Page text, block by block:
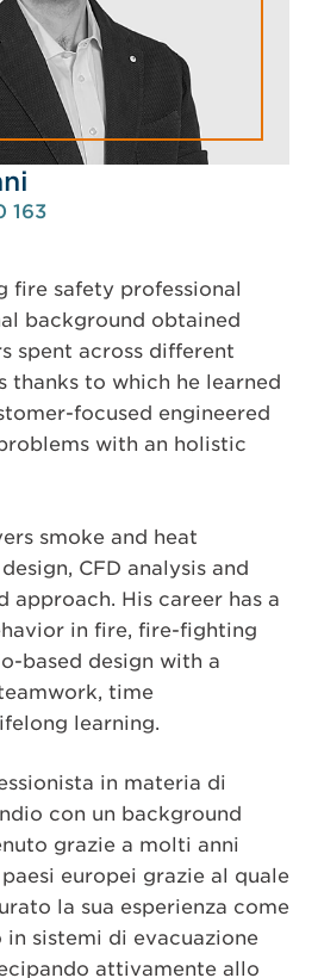
163
fire safety professional
background obtained
spent across different
thanks to which he learned
focused engineered
with an holistic
smoke and heat
CFD analysis and
approach. His career has a
in fire, fire-fighting
based design with a
time
learning.
in materia di
con un background
grazie a molti anni
europei grazie al quale
la sua esperienza come
sistemi di evacuazione
attivamente allo